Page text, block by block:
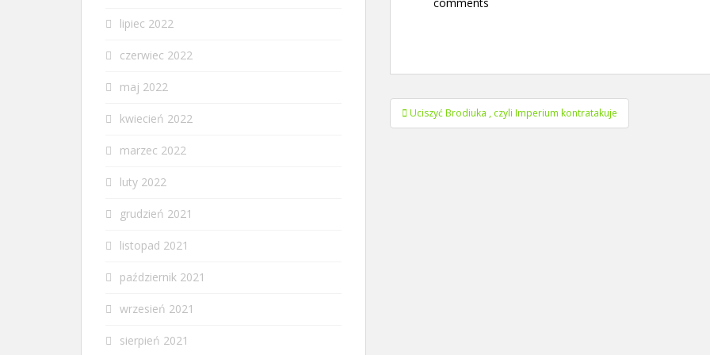
Nawigacja
wpisu
Uciszyć Brodiuka , czyli Imperium kontratakuje
lipiec 2022
czerwiec 2022
maj 2022
kwiecień 2022
marzec 2022
luty 2022
grudzień 2021
listopad 2021
październik 2021
wrzesień 2021
sierpień 2021